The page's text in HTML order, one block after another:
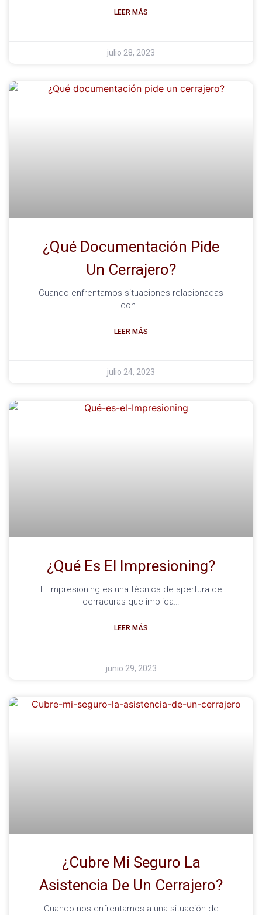
LEER MÁS
julio 28, 2023
¿Qué Documentación Pide
Un Cerrajero?
Cuando enfrentamos situaciones relacionadas
con…
LEER MÁS
julio 24, 2023
¿Qué Es El Impresioning?
El impresioning es una técnica de apertura de
cerraduras que implica…
LEER MÁS
junio 29, 2023
¿Cubre Mi Seguro La
Asistencia De Un Cerrajero?
Cuando nos enfrentamos a una situación de